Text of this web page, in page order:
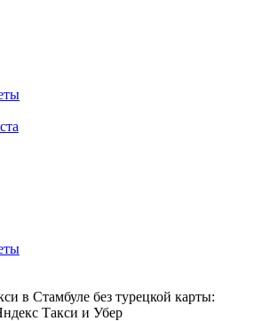
в Стамбуле без турецкой карты:
Такси и Убер